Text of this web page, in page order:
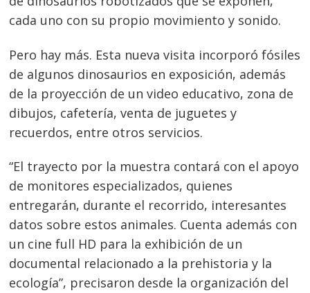
cada uno con su propio movimiento y sonido.
Pero hay más. Esta nueva visita incorporó fósiles
de algunos dinosaurios en exposición, además
de la proyección de un video educativo, zona de
dibujos, cafetería, venta de juguetes y
recuerdos, entre otros servicios.
“El trayecto por la muestra contará con el apoyo
de monitores especializados, quienes
entregarán, durante el recorrido, interesantes
datos sobre estos animales. Cuenta además con
un cine full HD para la exhibición de un
documental relacionado a la prehistoria y la
ecología”, precisaron desde la organización del